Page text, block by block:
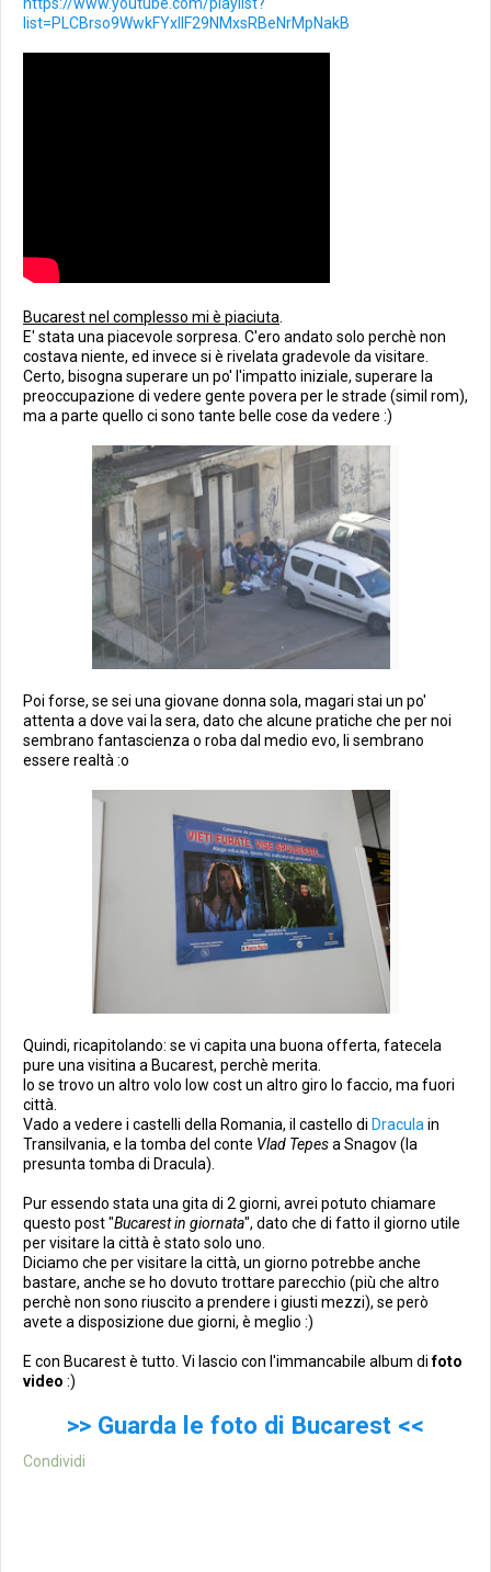
list=PLCBrso9WwkFYxllF29NMxsRBeNrMpNakB
Bucarest nel complesso mi è piaciuta
E' stata una piacevole sorpresa. C'ero andato solo perchè non
costava niente, ed invece si è rivelata gradevole da visitare.
Certo, bisogna superare un po' l'impatto iniziale, superare la
preoccupazione di vedere gente povera per le strade (simil rom),
ma a parte quello ci sono tante belle cose da vedere :)
Poi forse, se sei una giovane donna sola, magari stai un po'
attenta a dove vai la sera, dato che alcune pratiche che per noi
sembrano fantascienza o roba dal medio evo, li sembrano
essere realtà :o
Quindi, ricapitolando: se vi capita una buona offerta, fatecela
pure una visitina a Bucarest, perchè merita.
Io se trovo un altro volo low cost un altro giro lo faccio, ma fuori
città.
Vado a vedere i castelli della Romania, il castello di Dracula in
Transilvania, e la tomba del conte Vlad Tepesa Snagov (la
presunta tomba di Dracula).
Pur essendo stata una gita di 2 giorni, avrei potuto chiamare
questo post "Bucarest in giornata", dato che di fatto il giorno utile
per visitare la città è stato solo uno.
Diciamo che per visitare la città, un giorno potrebbe anche
bastare, anche se ho dovuto trottare parecchio (più che altro
perchè non sono riuscito a prendere i giusti mezzi), se però
avete a disposizione due giorni, è meglio :)
E con Bucarest è tutto. Vi lascio con l'immancabile album difoto
video :)
>> Guarda le foto di Bucarest <<
Condividi